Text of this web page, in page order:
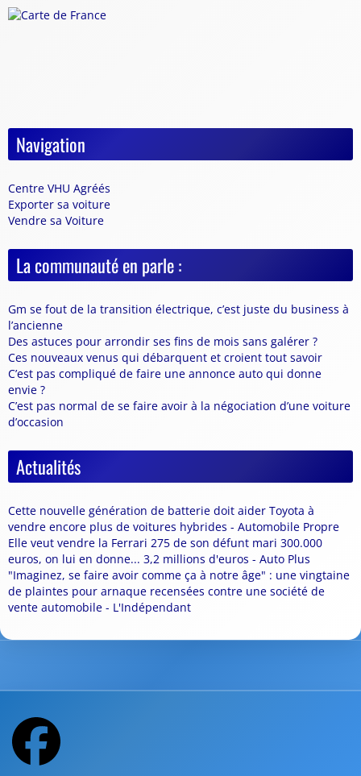
Navigation
Centre VHU Agréés
Exporter sa voiture
Vendre sa Voiture
La communauté en parle :
Gm se fout de la transition électrique, c’est juste du business à
l’ancienne
Des astuces pour arrondir ses fins de mois sans galérer ?
Ces nouveaux venus qui débarquent et croient tout savoir
C’est pas compliqué de faire une annonce auto qui donne
envie ?
C’est pas normal de se faire avoir à la négociation d’une voiture
d’occasion
Actualités
Cette nouvelle génération de batterie doit aider Toyota à
vendre encore plus de voitures hybrides - Automobile Propre
Elle veut vendre la Ferrari 275 de son défunt mari 300.000
euros, on lui en donne... 3,2 millions d'euros - Auto Plus
"Imaginez, se faire avoir comme ça à notre âge" : une vingtaine
de plaintes pour arnaque recensées contre une société de
vente automobile - L'Indépendant